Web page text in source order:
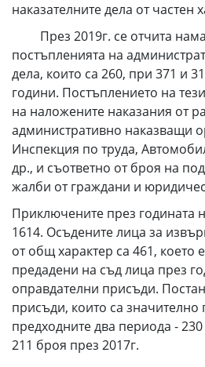
наказателните дела от частен
През 2019г. се отчита
постъпленията на
дела, които са 260, при 371 и
години. Постъплението на
на наложените наказания от
административно наказващи
Инспекция по труда,
др., и съответно от броя на
жалби от граждани и
Приключените през годината
1614. Осъдените лица за
от общ характер са 461, което
предадени на съд лица през
оправдателни присъди.
присъди, които са
предходните два периода -
211 броя през 2017г.